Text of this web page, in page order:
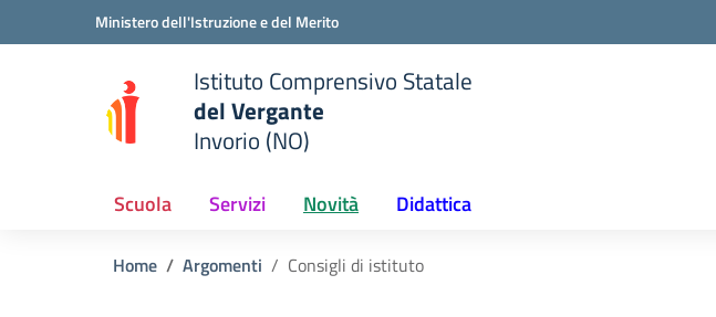
Vai ai contenuti
Vai al menu di navigazioneMinistero dell'Istruzione e del Merito
scuola
Istituto Comprensivo Statale
del Vergante
Invorio (NO)
Scuola Servizi Novità Didattica
Home Argomenti Consigli di istituto